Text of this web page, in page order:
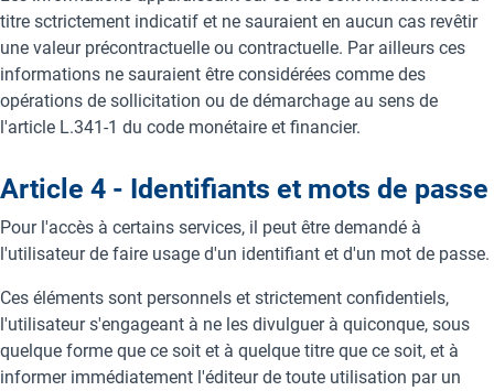
titre sctrictement indicatif et ne sauraient en aucun cas revêtir
une valeur précontractuelle ou contractuelle. Par ailleurs ces
informations ne sauraient être considérées comme des
opérations de sollicitation ou de démarchage au sens de
l'article L.341-1 du code monétaire et financier.
Article 4 - Identifiants et mots de passe
Pour l'accès à certains services, il peut être demandé à
l'utilisateur de faire usage d'un identifiant et d'un mot de passe.
Ces éléments sont personnels et strictement confidentiels,
l'utilisateur s'engageant à ne les divulguer à quiconque, sous
quelque forme que ce soit et à quelque titre que ce soit, et à
informer immédiatement l'éditeur de toute utilisation par un